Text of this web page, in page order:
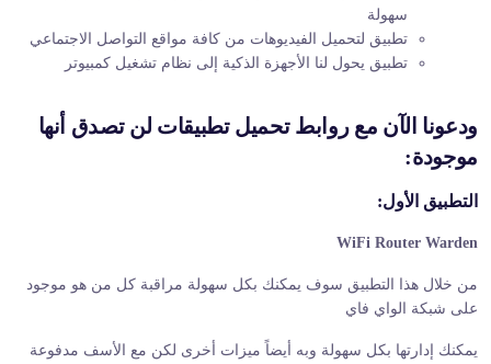
سهولة
تطبيق لتحميل الفيديوهات من كافة مواقع التواصل الاجتماعي
تطبيق يحول لنا الأجهزة الذكية إلى نظام تشغيل كمبيوتر
ودعونا الآن مع روابط تحميل تطبيقات لن تصدق أنها
موجودة:
التطبيق الأول:
WiFi Router Warden
من خلال هذا التطبيق سوف يمكنك بكل سهولة مراقبة كل من هو موجود
على شبكة الواي فاي
يمكنك إدارتها بكل سهولة وبه أيضاً ميزات أخرى لكن مع الأسف مدفوعة